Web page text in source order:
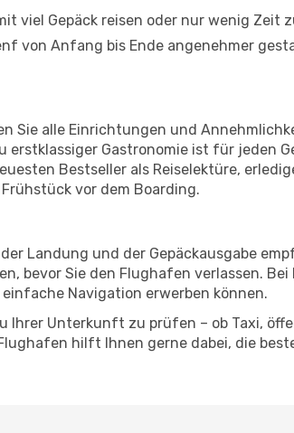
viel Gepäck reisen oder nur wenig Zeit
von Anfang bis Ende angenehmer
Sie alle Einrichtungen und
Gastronomie ist für jeden
Bestseller als Reiselektüre,
vor dem Boarding.
Landung und der Gepäckausgabe
bevor Sie den Flughafen verlassen.
Navigation erwerben können.
Ihrer Unterkunft zu prüfen – ob Taxi,
hilft Ihnen gerne dabei, die